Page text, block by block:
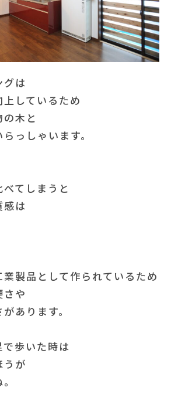
グは
しているため
木と
っしゃいます。
てしまうと
感は
製品として作られているため
や
あります。
歩いた時は
うが